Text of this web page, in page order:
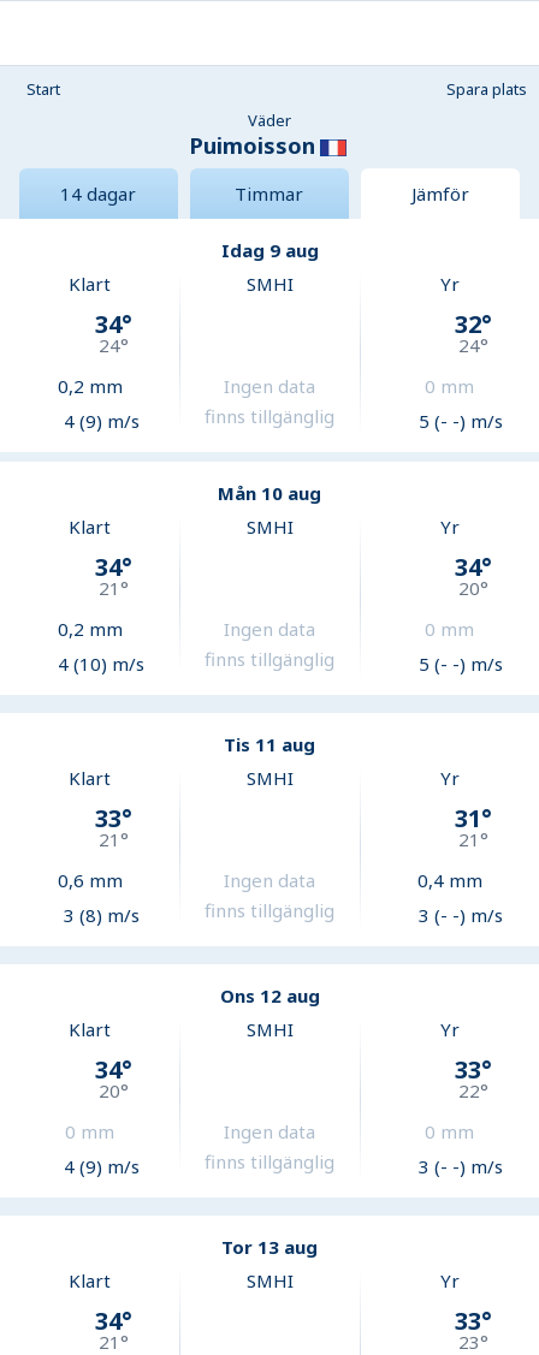
Start
Spara plats
Väder
Puimoisson
14 dagar Timmar Jämför
Idag 9 aug
Klart
34°
24°
0,2 mm
4 (9) m/s
SMHI
Ingen data
finns tillgänglig
Yr
32°
24°
0 mm
5 (- -) m/s
Mån 10 aug
Klart
34°
21°
0,2 mm
4 (10) m/s
SMHI
Ingen data
finns tillgänglig
Yr
34°
20°
0 mm
5 (- -) m/s
Tis 11 aug
Klart
33°
21°
0,6 mm
3 (8) m/s
SMHI
Ingen data
finns tillgänglig
Yr
31°
21°
0,4mm
3 (- -) m/s
Ons 12 aug
Klart
34°
20°
0 mm
4 (9) m/s
SMHI
Ingen data
finns tillgänglig
Yr
33°
22°
0 mm
3 (- -) m/s
Tor 13 aug
Klart
34°
21°
SMHI Yr
33°
23°